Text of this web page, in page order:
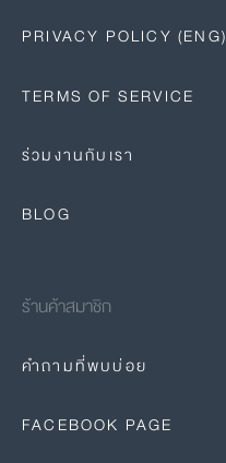
PRIVACY POLICY (ENG)
TERMS OF SERVICE
ร่วมงานกับเรา
BLOG
ร้านค้าสมาชิก
คำถามที่พบบ่อย
FACEBOOK PAGE